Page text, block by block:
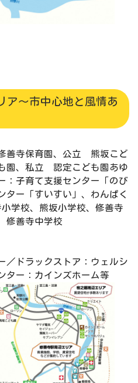
ア～市中心地と風情あ
善寺保育園、公立 熊坂こど
園、私立 認定こども園あゆ
：子育て支援センター「のび
ター「すいすい」、わんぱく
学校、熊坂小学校、修善寺
修善寺中学校
／ドラックストア：ウェルシ
ター：カインズホーム等